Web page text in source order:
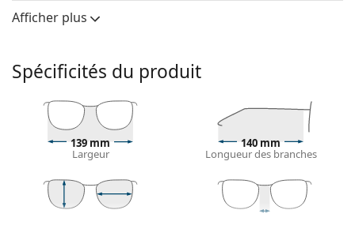
Voyez à quoi vous ressemblez avec ces lunettes de
soleil grâce à la fonction d'essayage virtuel de
Monture de lunettes de soleil
La couleur noire de la monture s'accorde
parfaitement avec tous les types de teint et des
cheveux blonds clairs, châtains clairs ou noirs.
Lunettes de soleil à montures carréessont un choix
ronde, ovale ou triangulaire.
La monture des lunettes de soleil est fabriquée en
Afficher plus
Spécificités du produit
139 mm
Largeur
140 mm
Longueur des branches